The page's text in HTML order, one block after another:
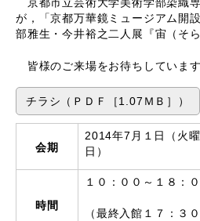
京都市立芸術大学美術学部染織
が，「京都万華鏡ミュージアム開
部雅生・今井裕之二人展『宙（そ
皆様のご来場をお待ちしています
チラシ（ＰＤＦ［1.07ＭＢ］）
会期
2014年7月１日（火
日）
時間
１０：００～１８：
（最終入館１７：３